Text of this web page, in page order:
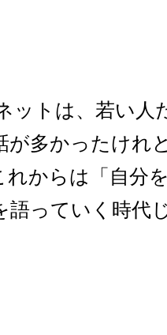
ットは、若い人
が多かったけれ
れからは「自分
語っていく時代